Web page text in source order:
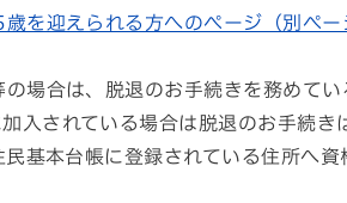
を迎えられる方へのページ（別ペー
場合は、脱退のお手続きを務めて
入されている場合は脱退のお手続き
基本台帳に登録されている住所へ資